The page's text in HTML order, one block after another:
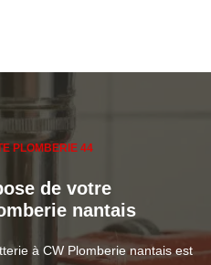
PLOMBERIE 44
de votre
nantais
à CW Plomberie nantais est